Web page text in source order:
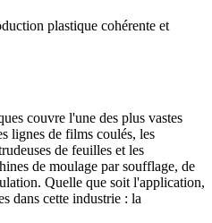
plastique cohérente et
couvre l'une des plus vastes
lignes de films coulés, les
de feuilles et les
de moulage par soufflage, de
Quelle que soit l'application,
dans cette industrie : la